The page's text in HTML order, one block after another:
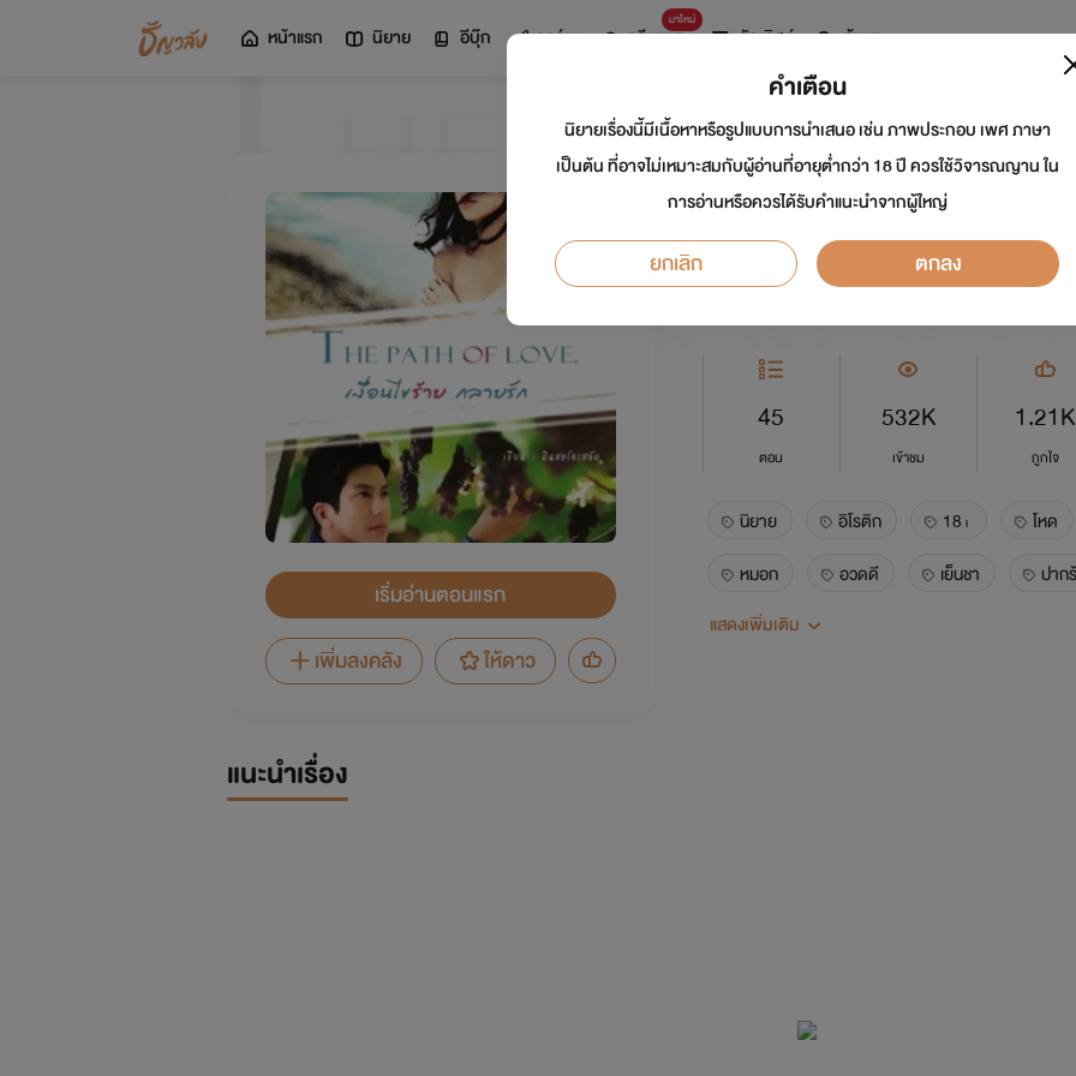
หน้าแรก นิยาย อีบุ๊ก การ์ตูน
มาใหม่
ดรีมแชท ธัญลิสต์ ค้นหา
เริ่มอ่านตอนแรก
เพิ่มลงคลัง
ให้ดาว
เงื่อนไขร้าย กลายรั
นักเขียน:ดินสอโจรสลัด / พริบพันดาว
อีโรติก
45
ตอน
532K
เข้าชม
1.21K
ถูกใจ
นิยาย อิโรติก 18+ โหด
หมอก
อวดดี เย็นชา ปาก
กำพร้า
แสดงเพิ่มเติม
แนะนำเรื่อง
คำเตือน
นิยายเรื่องนี้มีเนื้อหาหรือรูปแบบการนำเสนอ เช่น ภาพประกอบ เพศ ภาษา
เป็นต้น ที่อาจไม่เหมาะสมกับผู้อ่านที่อายุต่ำกว่า 18 ปี ควรใช้วิจารณญาน ใน
การอ่านหรือควรได้รับคำแนะนำจากผู้ใหญ่
ยกเลิก ตกลง